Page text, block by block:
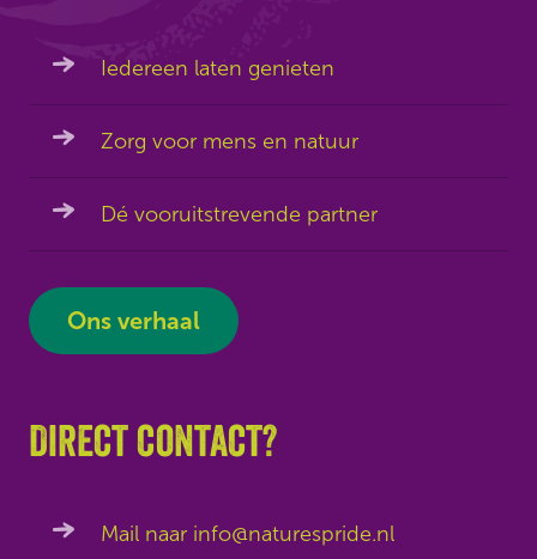
Iedereen laten genieten
Zorg voor mens en natuur
Dé vooruitstrevende partner
Ons verhaal
Direct contact?
Mail naar info@naturespride.nl